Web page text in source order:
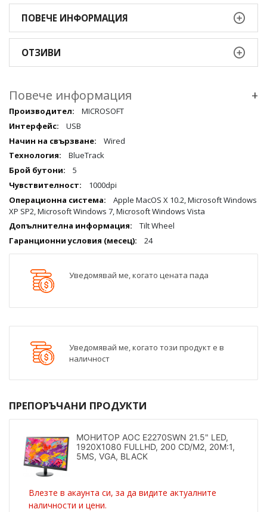
ПОВЕЧЕ ИНФОРМАЦИЯ
ОТЗИВИ
Повече информация +
Повече
информация
MICROSOFT
USB
Wired
BlueTrack
5
1000dpi
Apple MacOS X 10.2, Microsoft Windows
XP SP2, Microsoft Windows 7, Microsoft Windows Vista
Tilt Wheel
24
Уведомявай ме, когато цената пада
Уведомявай ме, когато този продукт е в
наличност
ПРЕПОРЪЧАНИ ПРОДУКТИ
МОНИТОР AOC E2270SWN 21.5" LED,
1920X1080 FULLHD, 200 CD/M2, 20M:1,
5MS, VGA, BLACK
Влезте в акаунта си, за да видите актуалните
наличности и цени.